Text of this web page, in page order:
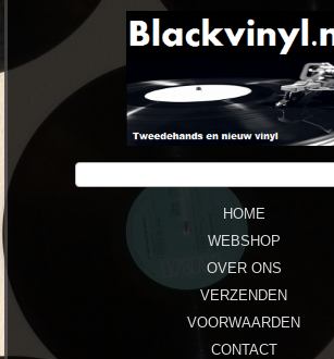
HOME
WEBSHOP
OVER ONS
VERZENDEN
VOORWAARDEN
CONTACT